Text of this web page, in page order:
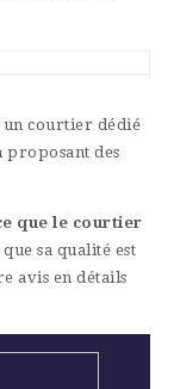
un courtier dédié
proposant des
que le courtier
que sa qualité est
avis en détails